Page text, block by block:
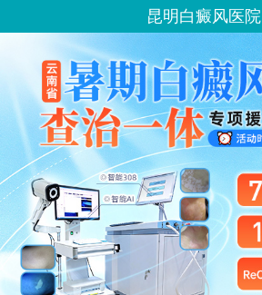
昆明白癜风医院